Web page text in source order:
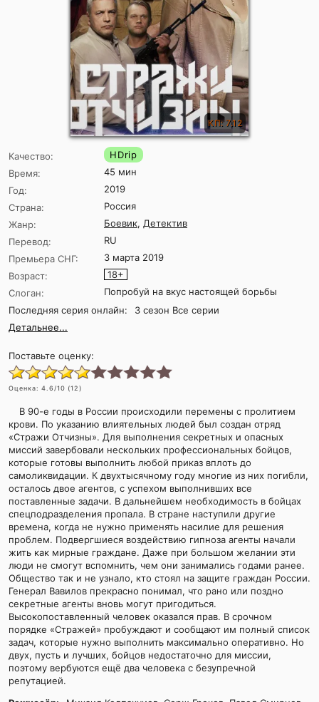
КП: 7.12
Качество:
HDrip
Время:
45 мин
Год:
2019
Страна:
Россия
Жанр:
Боевик, Детектив
Перевод:
RU
Премьера СНГ:
3 марта 2019
Возраст:
18+
Слоган:
Попробуй на вкус настоящей борьбы
Последняя серия онлайн:
3 сезон Все серии
Детальнее...
Поставьте оценку:
Оценка: 4.6/10 (12)
В 90-е годы в России происходили перемены с пролитием
крови. По указанию влиятельных людей был создан отряд
«Стражи Отчизны». Для выполнения секретных и опасных
миссий завербовали нескольких профессиональных бойцов,
которые готовы выполнить любой приказ вплоть до
самоликвидации. К двухтысячному году многие из них погибли,
осталось двое агентов, с успехом выполнивших все
поставленные задачи. В дальнейшем необходимость в бойцах
спецподразделения пропала. В стране наступили другие
времена, когда не нужно применять насилие для решения
проблем. Подвергшиеся воздействию гипноза агенты начали
жить как мирные граждане. Даже при большом желании эти
люди не смогут вспомнить, чем они занимались годами ранее.
Общество так и не узнало, кто стоял на защите граждан России.
Генерал Вавилов прекрасно понимал, что рано или поздно
секретные агенты вновь могут пригодиться.
Высокопоставленный человек оказался прав. В срочном
порядке «Стражей» пробуждают и сообщают им полный список
задач, которые нужно выполнить максимально оперативно. Но
двух, пусть и лучших, бойцов недостаточно для миссии,
поэтому вербуются ещё два человека с безупречной
репутацией.